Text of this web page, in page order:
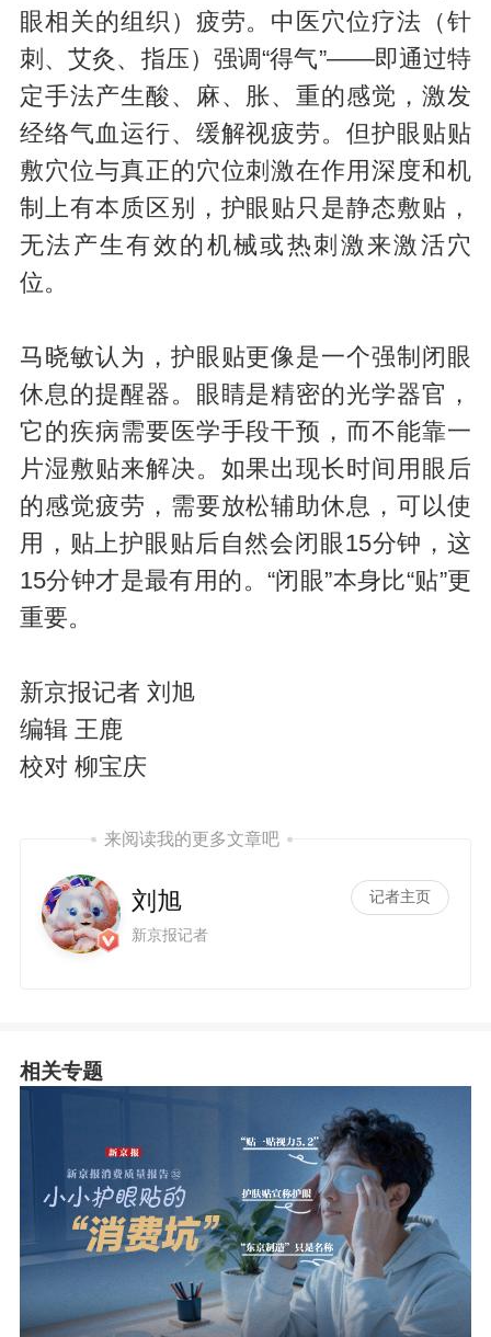
眼相关的组织）疲劳。中医穴位疗法（针
刺、艾灸、指压）强调“得气”——即通过特
定手法产生酸、麻、胀、重的感觉，激发
经络气血运行、缓解视疲劳。但护眼贴贴
敷穴位与真正的穴位刺激在作用深度和机
制上有本质区别，护眼贴只是静态敷贴，
无法产生有效的机械或热刺激来激活穴
位。
马晓敏认为，护眼贴更像是一个强制闭眼
休息的提醒器。眼睛是精密的光学器官，
它的疾病需要医学手段干预，而不能靠一
片湿敷贴来解决。如果出现长时间用眼后
的感觉疲劳，需要放松辅助休息，可以使
用，贴上护眼贴后自然会闭眼15分钟，这
15分钟才是最有用的。“闭眼”本身比“贴”更
重要。
新京报记者 刘旭
编辑 王鹿
校对 柳宝庆
来阅读我的更多文章吧
刘旭
新京报记者
记者主页
相关专题